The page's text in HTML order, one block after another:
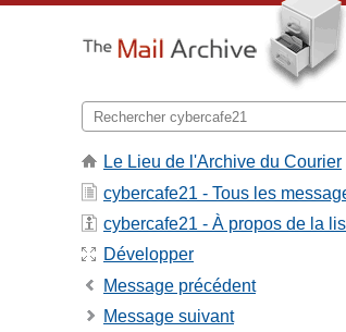
Le Lieu de l'Archive du Courier
cybercafe21 - Tous les
cybercafe21 - À propos de la
Développer
Message précédent
Message suivant